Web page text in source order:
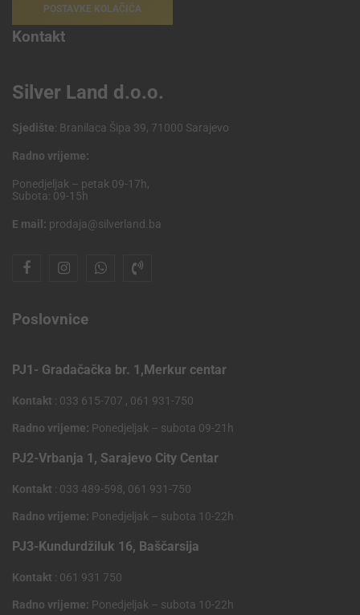
POSTAVKE KOLAČIĆA
Kontakt
Silver Land d.o.o.
Sjedište: Branilaca Šipa 39, 71000 Sarajevo
Radno vrijeme:
Ponedjeljak – petak 09-17h,
Subota: 09-15h
E mail: prodaja@silverland.ba
Poslovnice
PJ1- Gradačačka br. 1,Merkur centar
Kontakt : 033 615-707 , 061 931-750
Radno vrijeme: Ponedjeljak – subota 09-21h
PJ2-Vrbanja 1, Sarajevo City Centar
Kontakt : 033 489-598, 061 931-750
Radno vrijeme: Ponedjeljak – subota 10-22h
PJ3-Kundurdžiluk 16, Baščarsija
Kontakt : 061 931 750
Radno vrijeme: Ponedjeljak – subota 10-22h